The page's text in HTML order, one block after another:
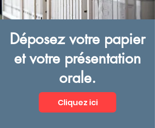
Déposez votre papier
et votre présentation
orale.
Cliquez ici